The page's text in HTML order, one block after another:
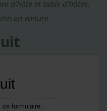
d’hôte et table d'hôtes.
en voiture
formulaire.